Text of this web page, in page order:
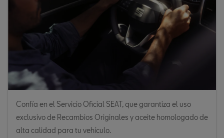
Confía en el Servicio Oficial SEAT, que garantiza el uso
exclusivo de Recambios Originales y aceite homologado de
alta calidad para tu vehículo.